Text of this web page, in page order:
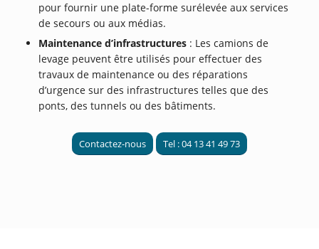
pour fournir une plate-forme surélevée aux services
de secours ou aux médias.
Maintenance d’infrastructures : Les camions de
levage peuvent être utilisés pour effectuer des
travaux de maintenance ou des réparations
d’urgence sur des infrastructures telles que des
ponts, des tunnels ou des bâtiments.
Contactez-nous Tel : 04 13 41 49 73